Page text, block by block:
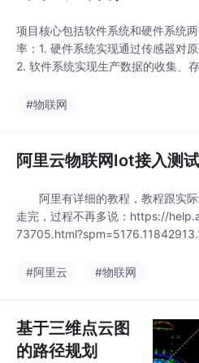
项目核心包括软件系统和硬件系统
率：1. 硬件系统实现通过传感器对
2. 软件系统实现生产数据的收集、
#物联网
阿里云物联网Iot接入测
阿里有详细的教程，教程跟实际
走完，过程不再多说：https://
数前100万次免费，之后每100万次
#阿里云 #物联网
基于三维点云图
的路径规划